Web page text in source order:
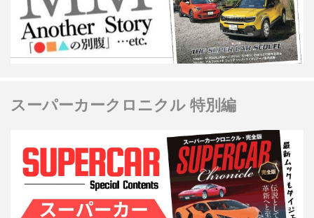
スーパーカークロニクル 特別編